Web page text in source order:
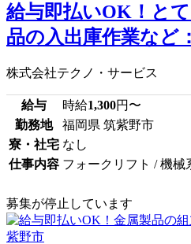
給与即払いOK！と
品の入出庫作業など
株式会社テクノ・サービス
給与 時給1,300円〜
勤務地
福岡県 筑紫野市
寮・社宅 なし
仕事内容 フォークリフト / 機械
募集が停止しています